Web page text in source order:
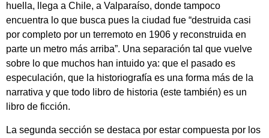
huella, llega a Chile, a Valparaíso, donde tampoco
encuentra lo que busca pues la ciudad fue “destruida casi
por completo por un terremoto en 1906 y reconstruida en
parte un metro más arriba”. Una separación tal que vuelve
sobre lo que muchos han intuido ya: que el pasado es
especulación, que la historiografía es una forma más de la
narrativa y que todo libro de historia (este también) es un
libro de ficción.
La segunda sección se destaca por estar compuesta por los